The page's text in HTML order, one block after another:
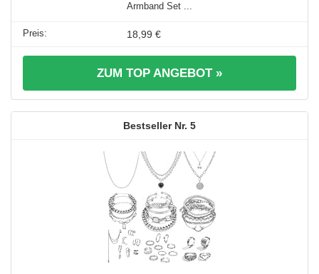
Armband Set ...
18,99 €
ZUM TOP ANGEBOT »
5